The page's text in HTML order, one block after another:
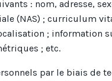
: nom, adresse,
(NAS) ; curriculum
; information
; etc.
par le biais de